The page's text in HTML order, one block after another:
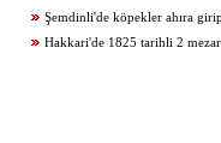
Şemdinli'de köpekler ahıra
Hakkari'de 1825 tarihli 2 mezar